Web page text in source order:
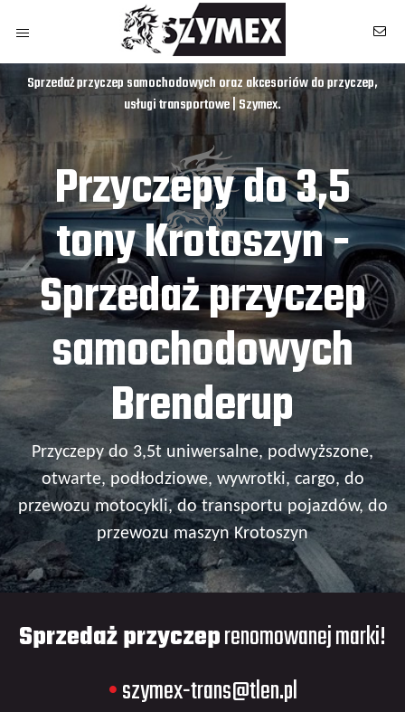
Sprzedaż przyczep samochodowych oraz akcesoriów do przyczep,
usługi transportowe | Szymex.
Przyczepy do 3,5
tony Krotoszyn -
Sprzedaż przyczep
samochodowych
Brenderup
Przyczepy do 3,5t uniwersalne, podwyższone,
otwarte, podłodziowe, wywrotki, cargo, do
przewozu motocykli, do transportu pojazdów, do
przewozu maszyn Krotoszyn
Sprzedaż przyczeprenomowanej marki!
•szymex-trans@tlen.pl